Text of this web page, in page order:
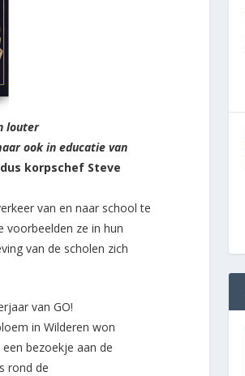
louter
ook in educatie van
korpschef Steve
van en naar school te
voorbeelden ze in hun
van de scholen zich
van GO!
in Wilderen won
bezoekje aan de
rond de